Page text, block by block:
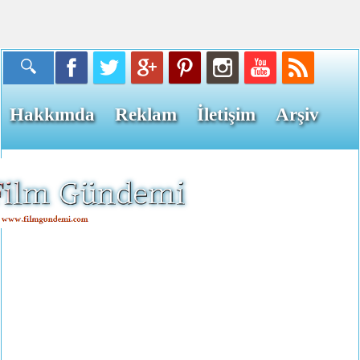
Hakkımda Reklam İletişim Arşiv